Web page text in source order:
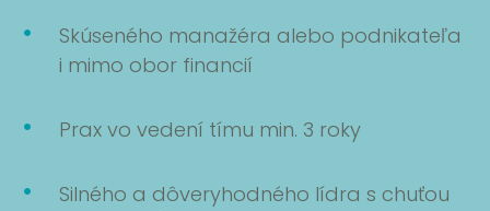
Skúseného manažéra alebo podnikateľa
i mimo obor financií
Prax vo vedení tímu min. 3 roky
Silného a dôveryhodného lídra s chuťou